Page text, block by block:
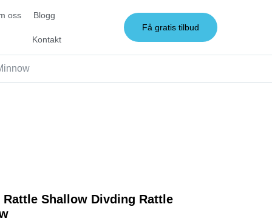
oss Blogg
Kontakt
Få gratis tilbud
Rattle Shallow Divding Rattle